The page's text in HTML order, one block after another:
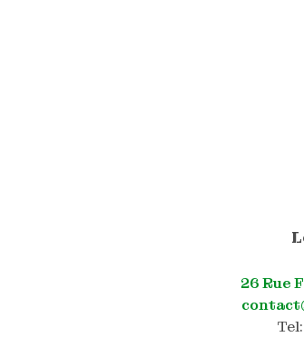
26 Rue
Tel: